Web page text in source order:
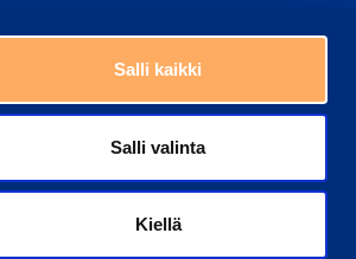
Salli kaikki
Salli valinta
Kiellä